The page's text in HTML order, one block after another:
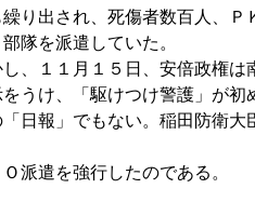
り出され、死傷者数百人、Ｐ
隊を派遣していた。
、１１月１５日、安倍政権は
うけ、「駆けつけ警護」が
日報」でもない。稲田防衛大
派遣を強行したのである。